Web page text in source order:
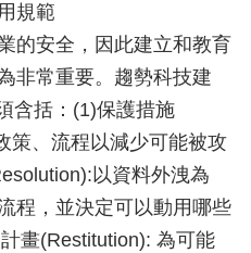
規範
的安全，因此建立和教育
非常重要。趨勢科技建
含括：(1)保護措施
策、流程以減少可能被攻
以資料外洩為
程，並決定可以動用哪些
畫(Restitution): 為可能